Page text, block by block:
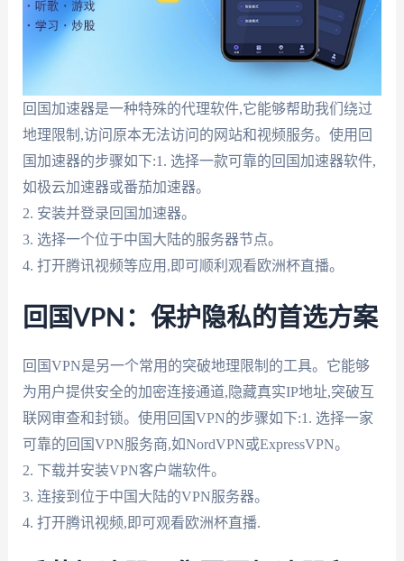
回国加速器是一种特殊的代理软件,它能够帮助我们绕过
地理限制,访问原本无法访问的网站和视频服务。使用回
国加速器的步骤如下:1. 选择一款可靠的回国加速器软件,
如极云加速器或番茄加速器。
2. 安装并登录回国加速器。
3. 选择一个位于中国大陆的服务器节点。
4. 打开腾讯视频等应用,即可顺利观看欧洲杯直播。
回国VPN：保护隐私的首选方案
回国VPN是另一个常用的突破地理限制的工具。它能够
为用户提供安全的加密连接通道,隐藏真实IP地址,突破互
联网审查和封锁。使用回国VPN的步骤如下:1. 选择一家
可靠的回国VPN服务商,如NordVPN或ExpressVPN。
2. 下载并安装VPN客户端软件。
3. 连接到位于中国大陆的VPN服务器。
4. 打开腾讯视频,即可观看欧洲杯直播.